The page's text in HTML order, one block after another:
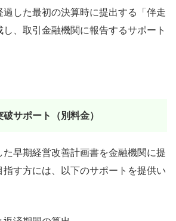
した最初の決算時に提出する「伴走
、取引金融機関に報告するサポート
サポート（別料金）
早期経営改善計画書を金融機関に提
指す方には、以下のサポートを提供い